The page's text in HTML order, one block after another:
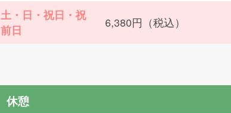
土・日・祝日・祝
前日
6,380円（税込）
休憩